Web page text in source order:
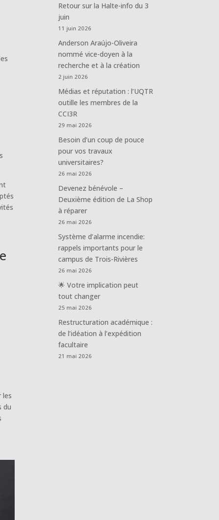
les
du
Retour sur la Halte-info du 3
juin
11 juin 2026
Anderson Araújo-Oliveira
nommé vice-doyen à la
recherche et à la création
2 juin 2026
Médias et réputation : l’UQTR
outille les membres de la
CCI3R
29 mai 2026
Besoin d’un coup de pouce
pour vos travaux
universitaires?
26 mai 2026
Devenez bénévole –
Deuxième édition de La Shop
à réparer
26 mai 2026
Système d’alarme incendie:
rappels importants pour le
campus de Trois-Rivières
26 mai 2026
🌟 Votre implication peut
tout changer
25 mai 2026
Restructuration académique :
de l’idéation à l’expédition
facultaire
21 mai 2026